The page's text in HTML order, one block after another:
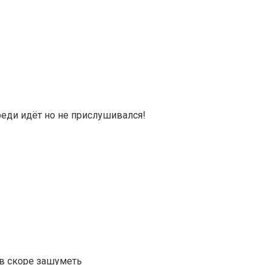
идёт но не прислушивался!
скоре зашуметь